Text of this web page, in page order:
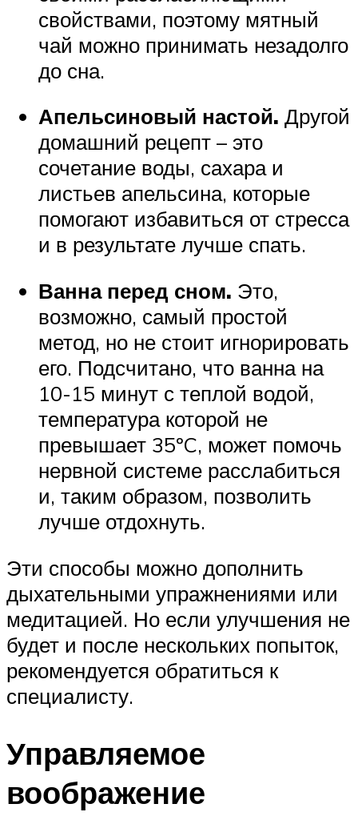
свойствами, поэтому мятный
чай можно принимать незадолго
до сна.
Апельсиновый настой. Другой
домашний рецепт – это
сочетание воды, сахара и
листьев апельсина, которые
помогают избавиться от стресса
и в результате лучше спать.
Ванна перед сном. Это,
возможно, самый простой
метод, но не стоит игнорировать
его. Подсчитано, что ванна на
10-15 минут с теплой водой,
температура которой не
превышает 35ºC, может помочь
нервной системе расслабиться
и, таким образом, позволить
лучше отдохнуть.
Эти способы можно дополнить
дыхательными упражнениями или
медитацией. Но если улучшения не
будет и после нескольких попыток,
рекомендуется обратиться к
специалисту.
Управляемое
воображение